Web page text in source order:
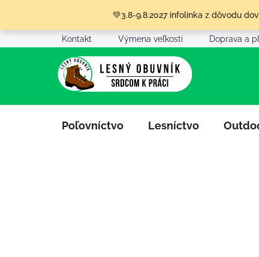
obsah
💚3.8-9.8.2027 infolinka z dôvodu
Kontakt Výmena veľkosti Doprava a
Poľovníctvo Lesníctvo